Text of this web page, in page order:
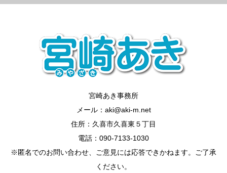
宮崎あき事務所
メール：aki@aki-m.net
住所：久喜市久喜東５丁目
電話：090-7133-1030
※匿名でのお問い合わせ、ご意見には応答できかねます。ご了承
ください。